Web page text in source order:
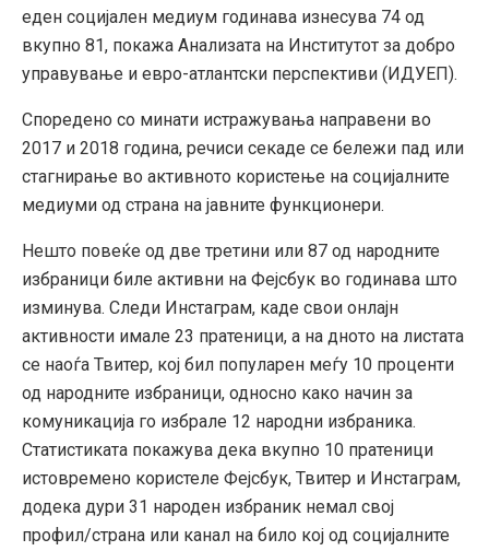
еден социјален медиум годинава изнесува 74 од
вкупно 81, покажа Анализатa на Институтот за добро
управување и евро-атлантски перспективи (ИДУЕП).
Споредено со минати истражувања направени во
2017 и 2018 година, речиси секаде се бележи пад или
стагнирање во активното користење на социјалните
медиуми од страна на јавните функционери.
Нешто повеќе од две третини или 87 од народните
избраници биле активни на Фејсбук во годинава што
изминува. Следи Инстаграм, каде свои онлајн
активности имале 23 пратеници, а на дното на листата
се наоѓа Твитер, кој бил популарен меѓу 10 проценти
од народните избраници, односно како начин за
комуникација го избрале 12 народни избраника.
Статистиката покажува дека вкупно 10 пратеници
истовремено користеле Фејсбук, Твитер и Инстаграм,
додека дури 31 народен избраник немал свој
профил/страна или канал на било кој од социјалните